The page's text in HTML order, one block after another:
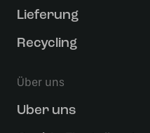
Lieferung
Recycling
Über uns
Uber uns